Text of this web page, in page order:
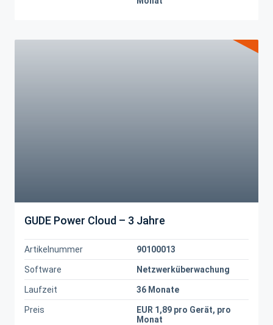
GUDE Power Cloud – 3 Jahre
Artikelnummer 90100013
Software Netzwerküberwachung
Laufzeit 36 Monate
Preis
EUR 1,89 pro Gerät, pro
Monat